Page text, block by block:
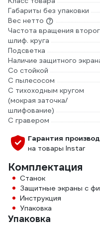
Габариты без упаковки
Вес нетто
Частота вращения
шлиф. круга
Подсветка
Наличие защитного
Со стойкой
С пылесосом
С тихоходным кругом
(мокрая заточка/
шлифование)
С гравером
Гарантия
на товары Instar
Комплектация
Станок
Защитные экраны с
Инструкция
Упаковка
Упаковка